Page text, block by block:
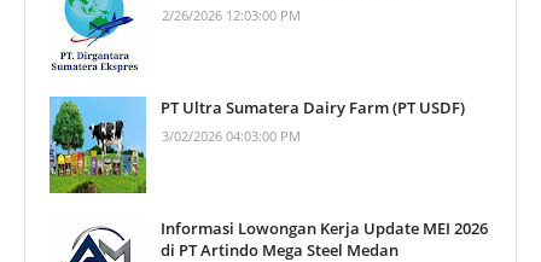
2/26/2026 12:03:00 PM
PT Ultra Sumatera Dairy Farm (PT USDF)
3/02/2026 04:03:00 PM
Informasi Lowongan Kerja Update MEI 2026
di PT Artindo Mega Steel Medan